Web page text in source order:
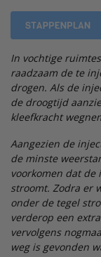
In vochtige
raadzaam de te
drogen. Als de
de droogtijd
kleefkracht
Aangezien de
de minste
voorkomen dat
stroomt. Zodra er
onder de tegel
verderop een
vervolgens
weg is gevonden